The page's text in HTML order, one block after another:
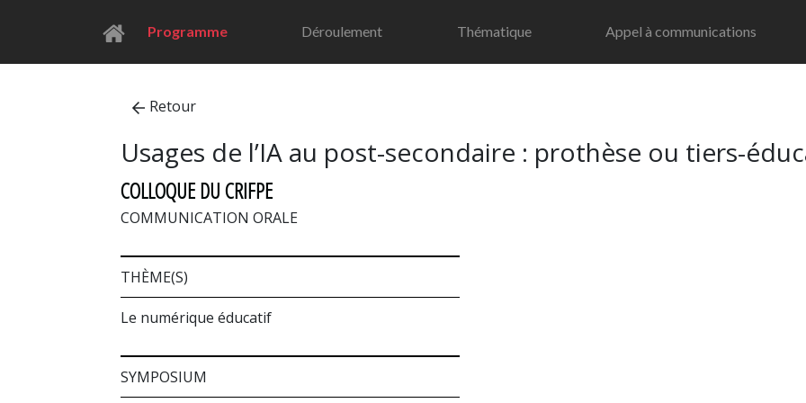
Programme Déroulement Thématique Appel à communications
Retour
Usages de l’IA au post-secondaire : prothèse ou tiers-
COLLOQUE DU CRIFPE
COMMUNICATION ORALE
THÈME(S)
Le numérique éducatif
SYMPOSIUM